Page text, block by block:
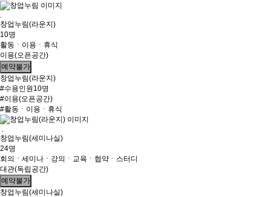
창업누림(라운지)
10명
활동ㆍ이용ㆍ휴식
이용(오픈공간)
예약불가
창업누림(라운지)
#수용인원10명
#이용(오픈공간)
#활동ㆍ이용ㆍ휴식
창업누림(세미나실)
24명
회의ㆍ세미나ㆍ강의ㆍ교육ㆍ협약ㆍ스터디
대관(독립공간)
예약불가
창업누림(세미나실)